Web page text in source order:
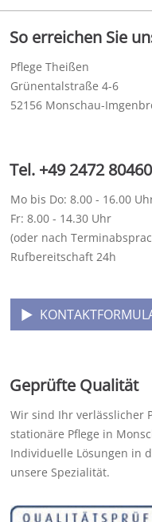
So erreichen Sie
Pflege Theißen
Grünentalstraße 4-6
52156 Monschau-
Tel. +49 2472 80460
Mo bis Do: 8.00 - 16.00
Fr: 8.00 - 14.30 Uhr
(oder nach
Rufbereitschaft 24h
Geprüfte Qualität
Wir sind Ihr verlässlicher
stationäre Pflege in
Individuelle Lösungen in
unsere Spezialität.